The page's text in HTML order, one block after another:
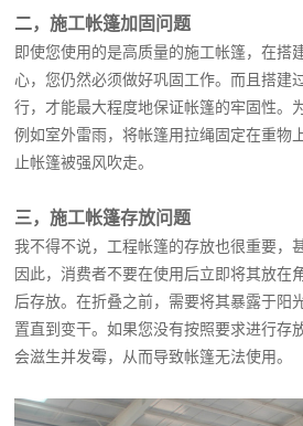
二，施工帐篷加固问题
即使您使用的是高质量的施工帐篷，在搭
心，您仍然必须做好巩固工作。而且搭建
行，才能最大程度地保证帐篷的牢固性。
例如室外雷雨，将帐篷用拉绳固定在重物
止帐篷被强风吹走。
三，施工帐篷存放问题
我不得不说，工程帐篷的存放也很重要，
因此，消费者不要在使用后立即将其放在
后存放。在折叠之前，需要将其暴露于阳
置直到变干。如果您没有按照要求进行存
会滋生并发霉，从而导致帐篷无法使用。